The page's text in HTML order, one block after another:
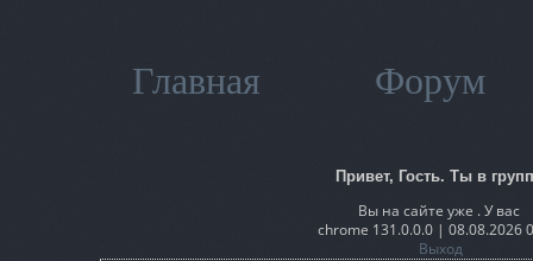
Главная Форум
Привет, Гость. Ты в
Вы на сайте уже . У вас
chrome 131.0.0.0 | 08.08.2026
Выход